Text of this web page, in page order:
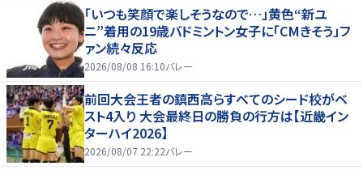
「いつも笑顔で楽しそうなので…」黄色“新ユ
ニ”着用の19歳バドミントン女子に「CMきそう」フ
ァン続々反応
2026/08/08 16:10バレー
前回大会王者の鎮西高らすべてのシード校がベ
スト4入り 大会最終日の勝負の行方は【近畿イン
ターハイ2026】
2026/08/07 22:22バレー